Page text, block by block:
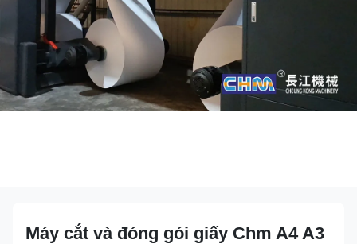
Máy cắt và đóng gói giấy Chm A4 A3